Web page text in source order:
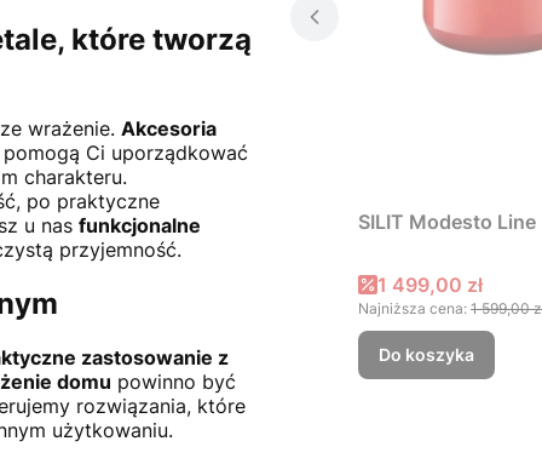
które tworzą
wrażenie. Akcesoria
Ci uporządkować
charakteru.
po praktyczne
u nas funkcjonalne
przyjemność.
zastosowanie z
domu powinno być
rozwiązania, które
użytkowaniu.
SILIT Modesto
Cena promocyjna
1 499,00 zł
Najniższa cena: 1 599,00
Do koszyka